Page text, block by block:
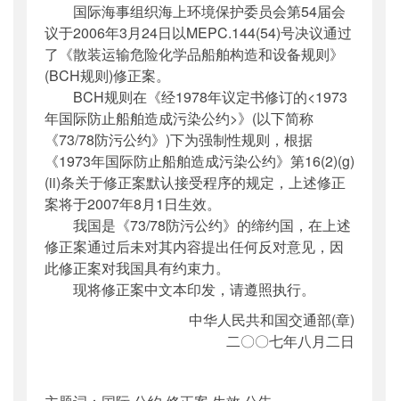
公开日期：2007年08月02日
主题词：
国际;公约;修正案;生效;公告
机构分类：国际合作司
主题分类：其他
公文类型：其他
国际海事组织海上环境保护委员会第54届会
议于2006年3月24日以MEPC.144(54)号决议通过
了《散装运输危险化学品船舶构造和设备规则》
(BCH规则)修正案。
BCH规则在《经1978年议定书修订的<1973
年国际防止船舶造成污染公约>》(以下简称
《73/78防污公约》)下为强制性规则，根据
《1973年国际防止船舶造成污染公约》第16(2)(g)
(ii)条关于修正案默认接受程序的规定，上述修正
案将于2007年8月1日生效。
我国是《73/78防污公约》的缔约国，在上述
修正案通过后未对其内容提出任何反对意见，因
此修正案对我国具有约束力。
现将修正案中文本印发，请遵照执行。
中华人民共和国交通部(章)
二〇〇七年八月二日